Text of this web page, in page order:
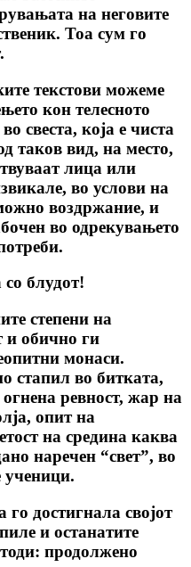
на неговите
Тоа сум го
текстови можеме
кон телесното
свеста, која е чиста
таков вид, на место,
лица или
во услови на
воздржание, и
во одрекувањето
блудот!
степени на
и обично ги
монаси.
стапил во битката,
огнена ревност, жар на
опит на
на средина каква
наречен “свет”, во
ученици.
достигнала својот
и останатите
продолжено